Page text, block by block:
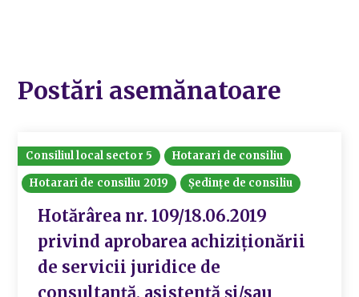
Postări asemănatoare
Consiliul local sector 5
Hotarari de consiliu
Hotarari de consiliu 2019
Ședințe de consiliu
Hotărârea nr. 109/18.06.2019
privind aprobarea achiziționării
de servicii juridice de
consultanță, asistență și/sau